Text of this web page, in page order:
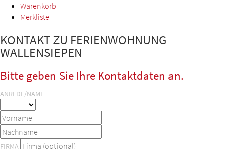
Warenkorb
Merkliste
KONTAKT ZU FERIENWOHNUNG
WALLENSIEPEN
Bitte geben Sie Ihre Kontaktdaten an.
ANREDE/NAME
FIRMA